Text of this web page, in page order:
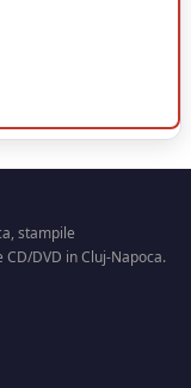
stampile
DVD in Cluj-Napoca.